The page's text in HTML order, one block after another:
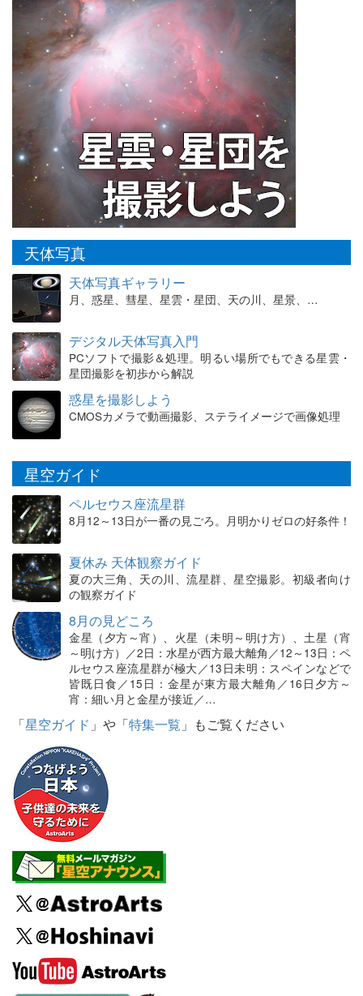
天体写真
天体写真ギャラリー
月、惑星、彗星、星雲・星団、天の川、星景、…
デジタル天体写真入門
PCソフトで撮影＆処理。明るい場所でもできる星雲・
星団撮影を初歩から解説
惑星を撮影しよう
CMOSカメラで動画撮影、ステライメージで画像処理
星空ガイド
ペルセウス座流星群
8月12～13日が一番の見ごろ。月明かりゼロの好条件！
夏休み 天体観察ガイド
夏の大三角、天の川、流星群、星空撮影。初級者向け
の観察ガイド
8月の見どころ
金星（夕方～宵）、火星（未明～明け方）、土星（宵
～明け方）／2日：水星が西方最大離角／12～13日：ペ
ルセウス座流星群が極大／13日未明：スペインなどで
皆既日食／15日：金星が東方最大離角／16日夕方～
宵：細い月と金星が接近／…
「星空ガイド 」や「特集一覧 」もご覧ください